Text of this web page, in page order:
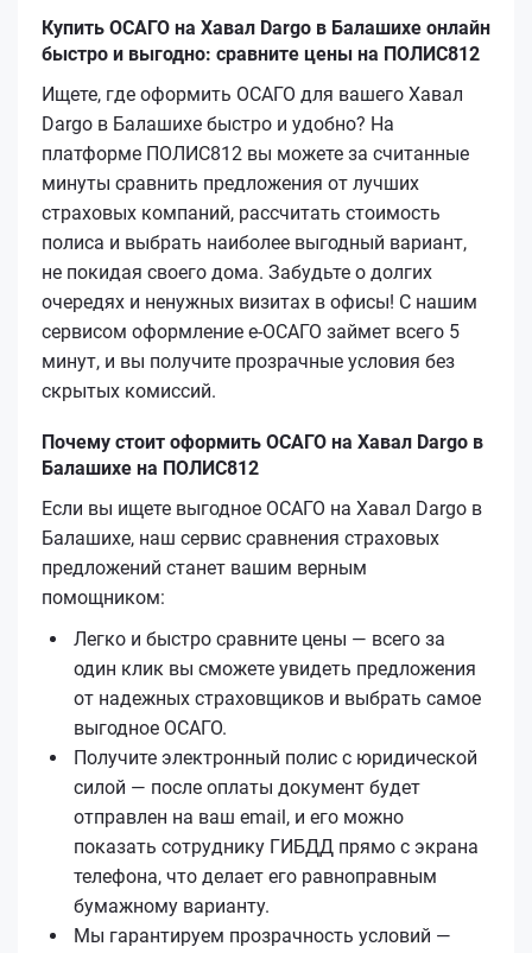
Купить ОСАГО на Хавал Dargo в Балашихе онлайн
быстро и выгодно: сравните цены на ПОЛИС812
Ищете, где оформить ОСАГО для вашего Хавал
Dargo в Балашихе быстро и удобно? На
платформе ПОЛИС812 вы можете за считанные
минуты сравнить предложения от лучших
страховых компаний, рассчитать стоимость
полиса и выбрать наиболее выгодный вариант,
не покидая своего дома. Забудьте о долгих
очередях и ненужных визитах в офисы! С нашим
сервисом оформление е-ОСАГО займет всего 5
минут, и вы получите прозрачные условия без
скрытых комиссий.
Почему стоит оформить ОСАГО на Хавал Dargo в
Балашихе на ПОЛИС812
Если вы ищете выгодное ОСАГО на Хавал Dargo в
Балашихе, наш сервис сравнения страховых
предложений станет вашим верным
помощником:
Легко и быстро сравните цены — всего за
один клик вы сможете увидеть предложения
от надежных страховщиков и выбрать самое
выгодное ОСАГО.
Получите электронный полис с юридической
силой — после оплаты документ будет
отправлен на ваш email, и его можно
показать сотруднику ГИБДД прямо с экрана
телефона, что делает его равноправным
бумажному варианту.
Мы гарантируем прозрачность условий —